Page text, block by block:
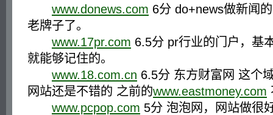
www.donews.com 6分 do+news做新闻
老牌子了。
www.17pr.com 6.5分 pr行业的门户，基
就能够记住的。
www.18.com.cn 6.5分 东方财富网 这个
网站还是不错的 之前的www.eastmoney.com
www.pcpop.com 5分 泡泡网，网站做很